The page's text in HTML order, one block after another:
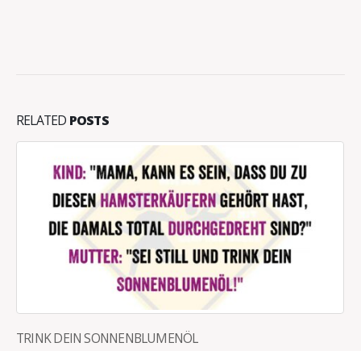
RELATED POSTS
TRINK DEIN SONNENBLUMENÖL